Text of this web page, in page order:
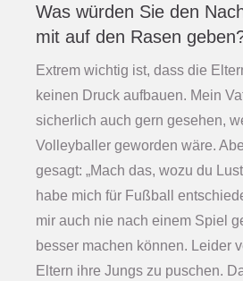
Was würden Sie den
mit auf den Rasen
Extrem wichtig ist, dass die
keinen Druck aufbauen. Mein
sicherlich auch gern gesehen,
Volleyballer geworden wäre.
gesagt: „Mach das, wozu du
habe mich für Fußball
mir auch nie nach einem Spiel
besser machen können. Leider
Eltern ihre Jungs zu puschen.